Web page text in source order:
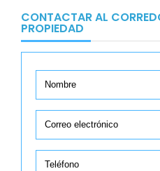
CONTACTAR AL
PROPIEDAD